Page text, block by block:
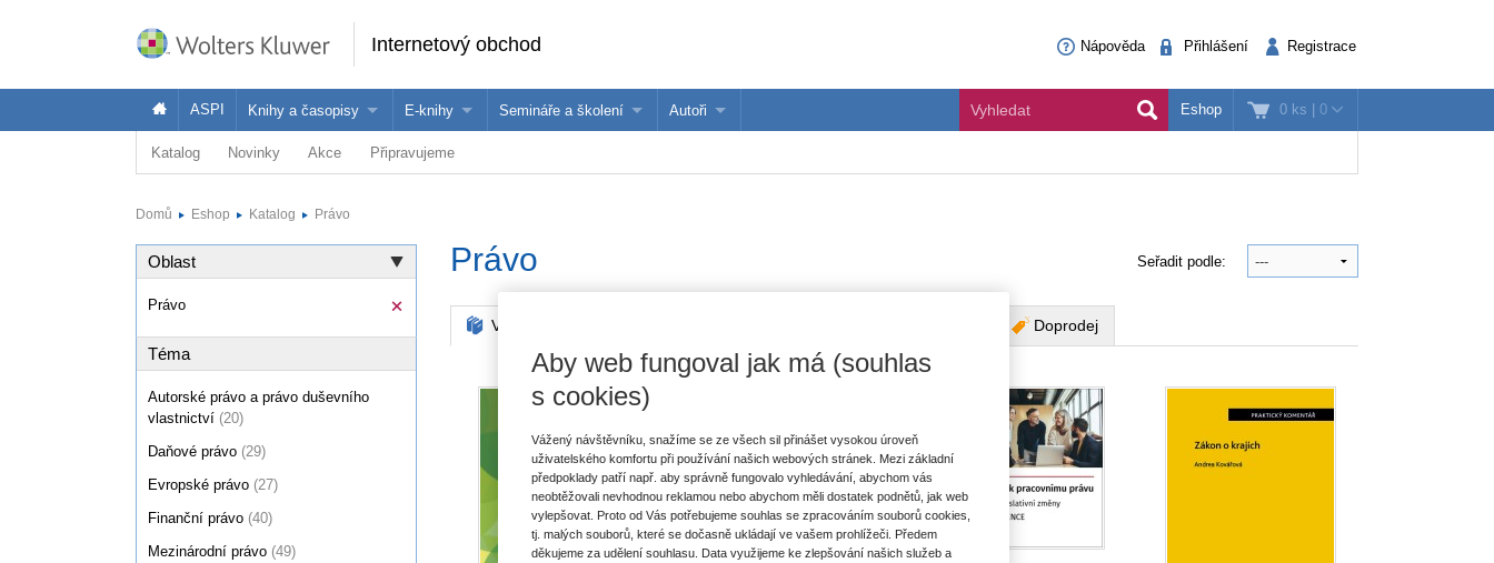
Internetový obchod Nápověda Přihlášení Registrace
0 ks | 0
Eshop
ASPI Knihy a časopisy
Knihy
E-knihy
Jak na naše e-knihy?
Semináře a školení Autoři
Katalog Novinky Akce Připravujeme
Domů Eshop Katalog Právo
Právo Seřadit podle:
Všechny produkty Doprodej
Oblast
Právo
Téma
Autorské právo a právo duševního
vlastnictví (20)
Daňové právo (29)
Evropské právo (27)
Finanční právo (40)
Mezinárodní právo (49)
Aby web fungoval jak má (souhlas
s cookies)
Vážený návštěvníku, snažíme se ze všech sil přinášet vysokou úroveň
uživatelského komfortu při používání našich webových stránek. Mezi základní
předpoklady patří např. aby správně fungovalo vyhledávání, abychom vás
neobtěžovali nevhodnou reklamou nebo abychom měli dostatek podnětů, jak web
vylepšovat. Proto od Vás potřebujeme souhlas se zpracováním souborů cookies,
tj. malých souborů, které se dočasně ukládají ve vašem prohlížeči. Předem
děkujeme za udělení souhlasu. Data využijeme ke zlepšování našich služeb a